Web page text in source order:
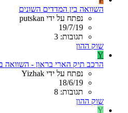
השוואה בין המדדים השונים
נפתח על ידי putskan
19/7/19
תגובות: 3
שוק ההון
Y
הרכב תיק הארי בראון - השוואה
נפתח על ידי Yizhak
18/6/19
תגובות: 8
שוק ההון
Y